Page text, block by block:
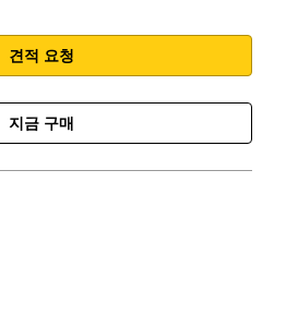
견적 요청
지금 구매